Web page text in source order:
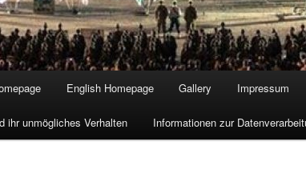
English Homepage Gallery Impressum
ihr unmögliches Verhalten Informationen zur